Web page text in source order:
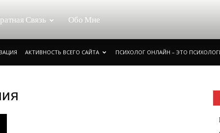
Связь Обо Мне
АКТИВНОСТЬ ВСЕГО САЙТА ПСИХОЛОГ ОНЛАЙН – ЭТО